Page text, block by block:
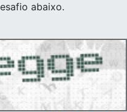
abaixo.